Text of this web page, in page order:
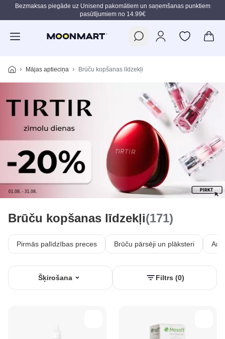
Pāriet uz galveno saturu
Bezmaksas piegāde uz Unisend pakomātiem un saņemšanas punktiem
pasūtījumiem no 14.99€
Mājas aptieciņa Brūču kopšanas līdzekļi
Brūču kopšanas līdzekļi(171)
Pirmās palīdzības preces Brūču pārsēji un plāksteri
Šķirošana Filtrs (0)